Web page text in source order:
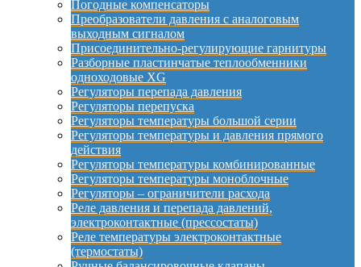
Погодные компенсаторы
Преобразователи давления с аналоговым
выходным сигналом
Присоединительно-регулирующие гарнитуры
Разборные пластинчатые теплообменники
одноходовые XG
Регуляторы перепада давления
Регуляторы перепуска
Регуляторы температуры большой серии
Регуляторы температуры и давления прямого
действия
Регуляторы температуры комбинированные
Регуляторы температуры моноблочные
Регуляторы – ограничители расхода
Реле давления и перепада давлений,
электроконтактные (прессостаты)
Реле температуры электроконтактные
(термостаты)